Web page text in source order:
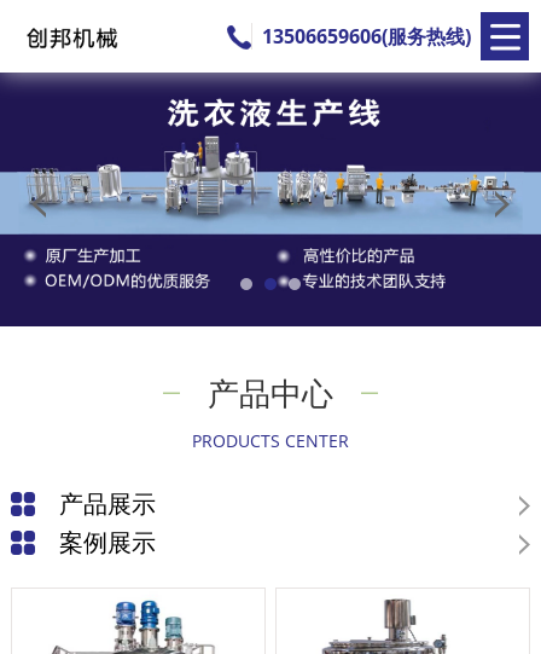
13506659606(服务热线)
产品中心
PRODUCTS CENTER
产品展示
案例展示